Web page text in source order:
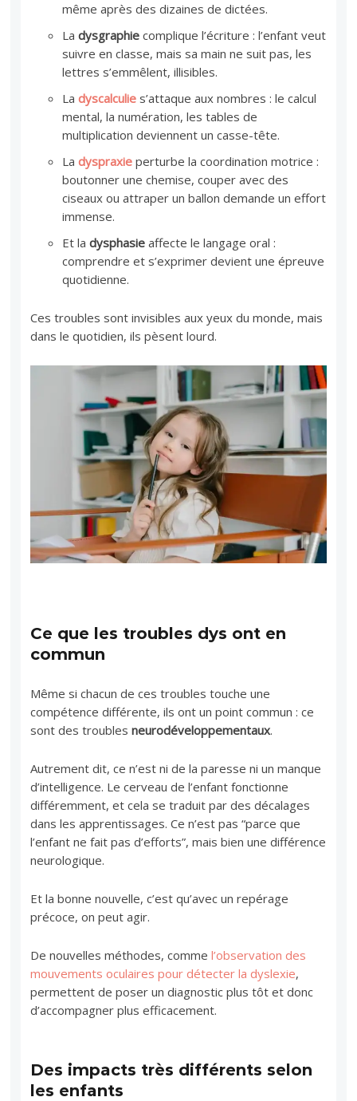
même après des dizaines de dictées.
Ladysgraphie complique l’écriture : l’enfant veut
suivre en classe, mais sa main ne suit pas, les
lettres s’emmêlent, illisibles.
Ladyscalculie s’attaque aux nombres : le calcul
mental, la numération, les tables de
multiplication deviennent un casse-tête.
Ladyspraxie perturbe la coordination motrice :
boutonner une chemise, couper avec des
ciseaux ou attraper un ballon demande un effort
immense.
Et ladysphasie affecte le langage oral :
comprendre et s’exprimer devient une épreuve
quotidienne.
Ces troubles sont invisibles aux yeux du monde, mais
dans le quotidien, ils pèsent lourd.
Ce que les troubles dys ont en
commun
Même si chacun de ces troubles touche une
compétence différente, ils ont un point commun : ce
sont des troublesneurodéveloppementaux.
Autrement dit, ce n’est ni de la paresse ni un manque
d’intelligence. Le cerveau de l’enfant fonctionne
différemment, et cela se traduit par des décalages
dans les apprentissages. Ce n’est pas “parce que
l’enfant ne fait pas d’efforts”, mais bien une différence
neurologique.
Et la bonne nouvelle, c’est qu’avec un repérage
précoce, on peut agir.
De nouvelles méthodes, commel’observation des
mouvements oculaires pour détecter la dyslexie,
permettent de poser un diagnostic plus tôt et donc
d’accompagner plus efficacement.
Des impacts très différents selon
les enfants